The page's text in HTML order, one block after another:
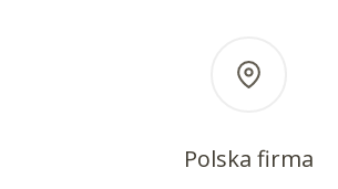
Polska firma